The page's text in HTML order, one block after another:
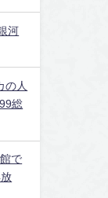
河
の人
総
で